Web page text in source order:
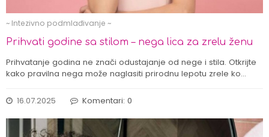
~ Intezivno podmlađivanje ~
Prihvati godine sa stilom – nega lica za zrelu ženu
Prihvatanje godina ne znači odustajanje od nege i stila. Otkrijte
kako pravilna nega može naglasiti prirodnu lepotu zrele ko…
16.07.2025 Komentari: 0